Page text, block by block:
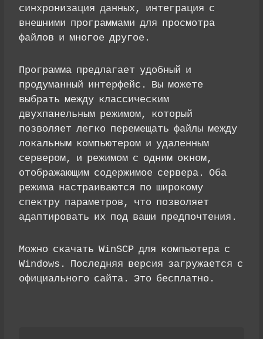
синхронизация данных, интеграция с
внешними программами для просмотра
файлов и многое другое.
Программа предлагает удобный и
продуманный интерфейс. Вы можете
выбрать между классическим
двухпанельным режимом, который
позволяет легко перемещать файлы между
локальным компьютером и удаленным
сервером, и режимом с одним окном,
отображающим содержимое сервера. Оба
режима настраиваются по широкому
спектру параметров, что позволяет
адаптировать их под ваши предпочтения.
Можно скачать WinSCP для компьютера с
Windows. Последняя версия загружается с
официального сайта. Это бесплатно.